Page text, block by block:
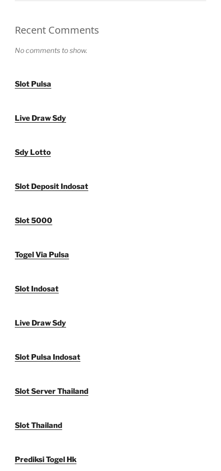
Recent Comments
No comments to show.
Slot Pulsa
Live Draw Sdy
Sdy Lotto
Slot Deposit Indosat
Slot 5000
Togel Via Pulsa
Slot Indosat
Live Draw Sdy
Slot Pulsa Indosat
Slot Server Thailand
Slot Thailand
Prediksi Togel Hk